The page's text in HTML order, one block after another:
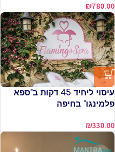
₪780.00
עיסוי ליחיד 45 דקות ב"ספא
פלמינגו" בחיפה
₪330.00